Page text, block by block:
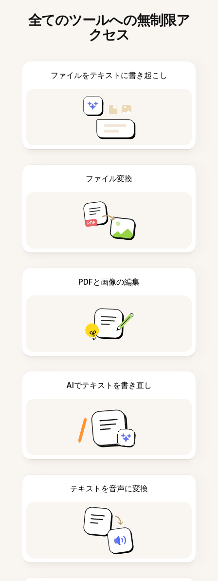
全てのツールへの無制限ア
クセス
ファイルをテキストに書き起こし
ファイル変換
PDFと画像の編集
AIでテキストを書き直し
テキストを音声に変換